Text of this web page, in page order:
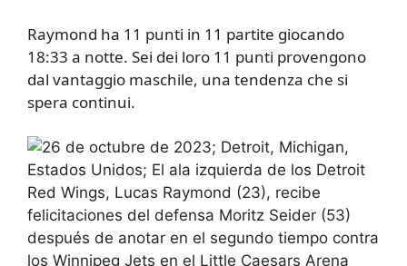
Raymond ha 11 punti in 11 partite giocando
18:33 a notte. Sei dei loro 11 punti provengono
dal vantaggio maschile, una tendenza che si
spera continui.